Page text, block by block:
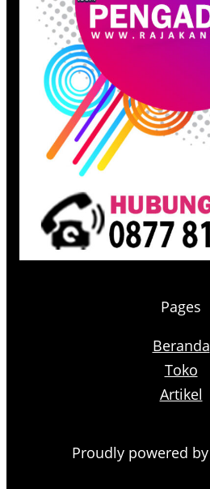
Pages
Beranda
Toko
Artikel
Proudly powered by